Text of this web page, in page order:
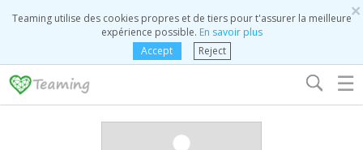
×
Teaming utilise des cookies propres et de tiers pour t'assurer la meilleure
expérience possible. En savoir plus
Accept
Reject
☰